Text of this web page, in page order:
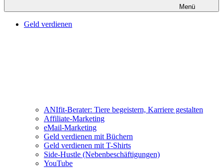
Menü
Geld verdienen
ANIfit-Berater: Tiere begeistern, Karriere gestalten
Affiliate-Marketing
eMail-Marketing
Geld verdienen mit Büchern
Geld verdienen mit T-Shirts
Side-Hustle (Nebenbeschäftigungen)
YouTube